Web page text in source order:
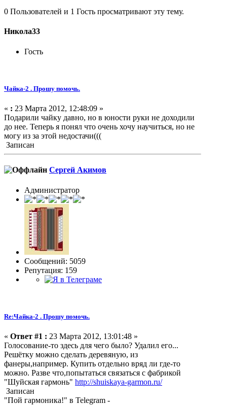
0 Пользователей и 1 Гость просматривают эту тему.
Никола33
Гость
Чайка-2 . Прошу помочь.
« : 23 Марта 2012, 12:48:09 »
Подарили чайку давно, но в юности руки не доходили
до нее. Теперь я понял что очень хочу научиться, но не
могу из за этой недостачи(((
Записан
Сергей Акимов
Администратор
Сообщений: 5059
Репутация: 159
Re:Чайка-2 . Прошу помочь.
« Ответ #1 : 23 Марта 2012, 13:01:48 »
Голосование-то здесь для чего было? Удалил его...
Решётку можно сделать деревяную, из
фанеры,например. Купить отдельно вряд ли где-то
можно. Разве что,попытаться связаться с фабрикой
"Шуйская гармонь" http://shuiskaya-garmon.ru/
Записан
"Пой гармоника!" в Telegram -